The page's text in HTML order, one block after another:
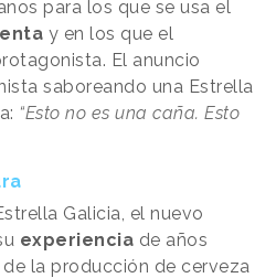
para los que se usa el
y en los que el
El anuncio
saboreando una Estrella
“Esto no es una caña. Esto
Galicia, el nuevo
experiencia de años
la producción de cerveza